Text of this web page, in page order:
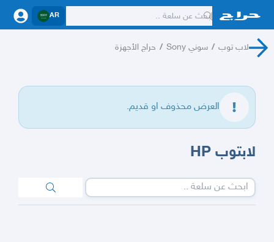
AR
لاب توب / سوني Sony / حراج الأجهزة
العرض محذوف او قديم.
لابتوب HP